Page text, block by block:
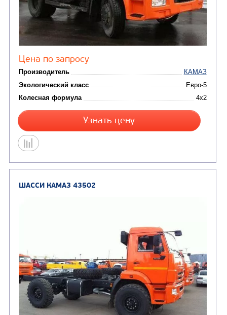
Цена по запросу
Производитель
Экологический класс
Колесная формула
Узнать цену